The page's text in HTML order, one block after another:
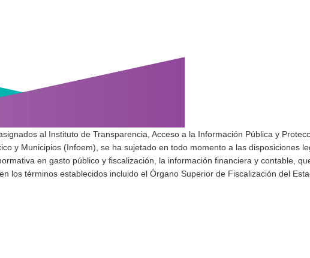
al Instituto de Transparencia, Acceso a la Información Pública y
y Municipios (Infoem), se ha sujetado en todo momento a las disposiciones
en gasto público y fiscalización, la información financiera y contable,
los términos establecidos incluido el Órgano Superior de Fiscalización del